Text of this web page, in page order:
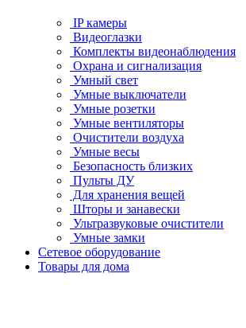
IP камеры
Видеоглазки
Комплекты видеонаблюдения
Охрана и сигнализация
Умный свет
Умные выключатели
Умные розетки
Умные вентиляторы
Очистители воздуха
Умные весы
Безопасность близких
Пульты ДУ
Для хранения вещей
Шторы и занавески
Ультразвуковые очистители
Умные замки
Сетевое оборудование
Товары для дома